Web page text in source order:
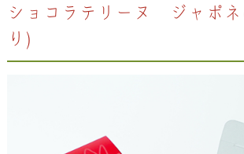
たからの和菓子 ご利用案内
ショコラテリーヌ ジャポネ
り)